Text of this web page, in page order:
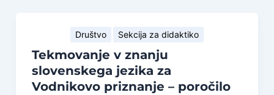
Društvo Sekcija za didaktiko
Tekmovanje v znanju
slovenskega jezika za
Vodnikovo priznanje – poročilo